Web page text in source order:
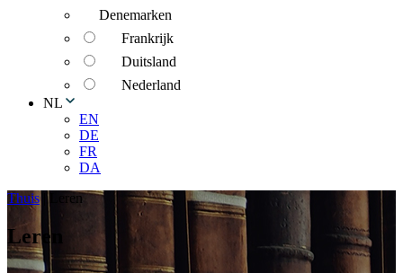
Denemarken
Frankrijk
Duitsland
Nederland
NL
EN
DE
FR
DA
Thuis| Leren
Leren